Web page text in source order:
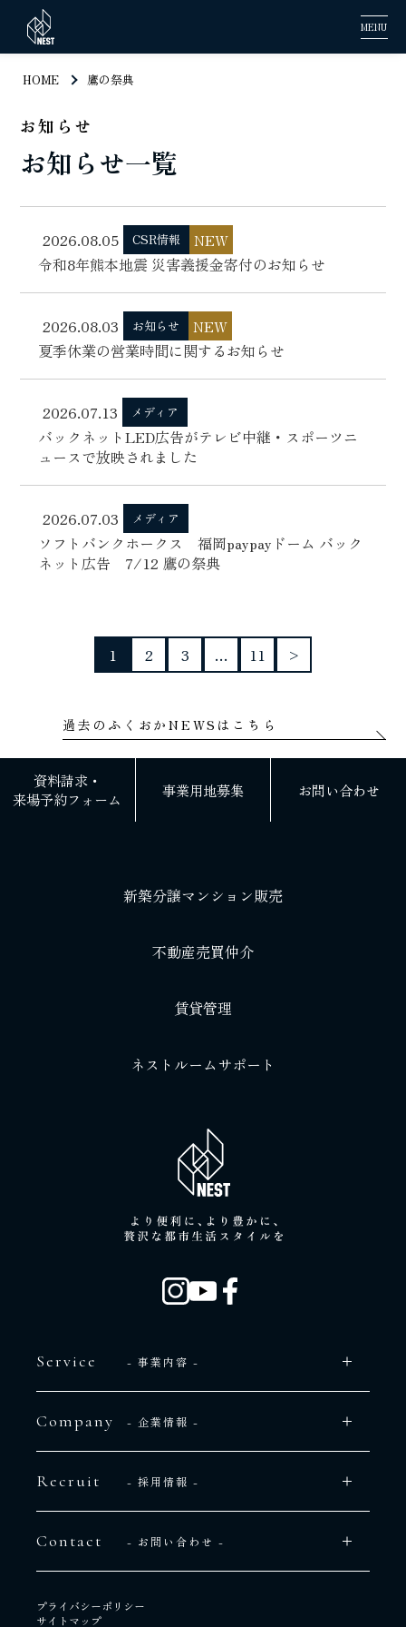
MENU
HOME 鷹の祭典
お知らせ
お知らせ一覧
2026.08.05 CSR情報
NEW
令和8年熊本地震 災害義援金寄付のお知らせ
2026.08.03 お知らせ
NEW
夏季休業の営業時間に関するお知らせ
2026.07.13 メディア
バックネットLED広告がテレビ中継・スポーツニ
ュースで放映されました
2026.07.03 メディア
ソフトバンクホークス 福岡paypayドーム バック
ネット広告 7/12 鷹の祭典
1 2 3 … 11 >
過去のふくおかNEWSはこちら
資料請求・
来場予約フォーム
事業用地募集 お問い合わせ
新築分譲マンション販売
不動産売買仲介
賃貸管理
ネストルームサポート
Service - 事業内容 -
Company - 企業情報 -
Recruit - 採用情報 -
Contact - お問い合わせ -
プライバシーポリシー
サイトマップ